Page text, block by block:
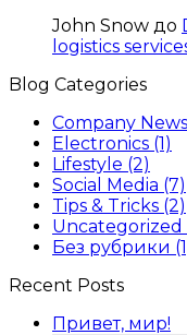
John Snow до
logistics
Blog Categories
Company News
Electronics (1)
Lifestyle (2)
Social Media (7)
Tips & Tricks (2)
Uncategorized
Без рубрики
Recent Posts
Привет, мир!